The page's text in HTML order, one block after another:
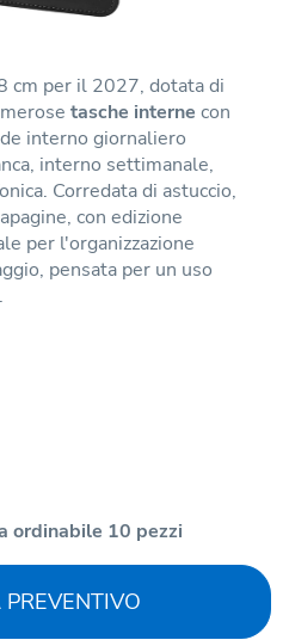
cm per il 2027, dotata di
tasche interne con
interno giornaliero
interno settimanale,
Corredata di astuccio,
con edizione
per l'organizzazione
pensata per un uso
ordinabile 10 pezzi